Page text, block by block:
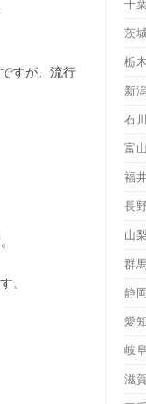
すが、流行
。
千
茨
栃
新
石
富
福
長
山
群
静
愛
岐
滋